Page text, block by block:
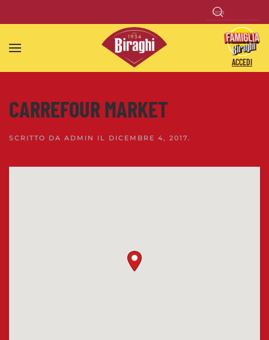
Skip to main content
ACCEDI
CARREFOUR MARKET
SCRITTO DA ADMIN IL DICEMBRE 4, 2017.